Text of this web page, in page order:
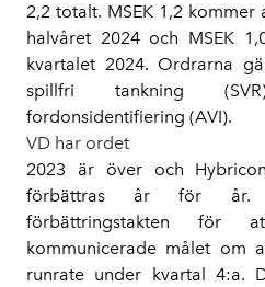
2,2 totalt. MSEK 1,2
halvåret 2024 och MSEK
kvartalet 2024. Ordrarna
spillfri tankning
fordonsidentifiering (AVI).
VD har ordet
2023 är över och
förbättras år för år.
förbättringstakten
kommunicerade målet om
runrate under kvartal 4:a.